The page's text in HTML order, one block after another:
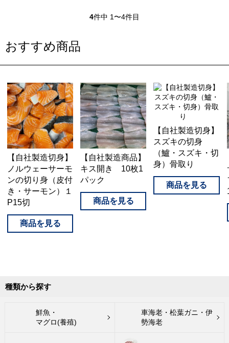
4件中 1〜4件目
おすすめ商品
【自社製造切身】
ノルウェーサーモ
ンの切り身（皮付
き・サーモン）１
P15切
【自社製造商品】
キス開き 10枚1
パック
【自社製造切身】
スズキの切身
（鱸・スズキ・切
身）骨取り
種類から探す
鮮魚・
マグロ(養殖)
車海老・松葉ガニ・伊
勢海老